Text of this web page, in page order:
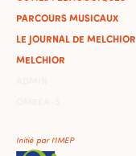
PARCOURS MUSICAUX
LE JOURNAL DE MELCHIOR
MELCHIOR
Initié par l'IMEP